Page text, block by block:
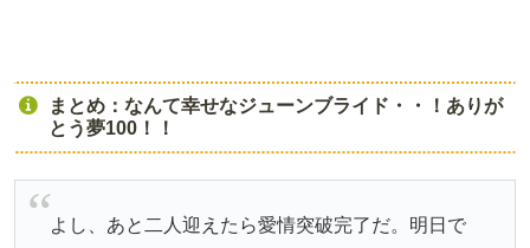
まとめ：なんて幸せなジューンブライド・・！ありが
とう夢100！！
よし、あと二人迎えたら愛情突破完了だ。明日で